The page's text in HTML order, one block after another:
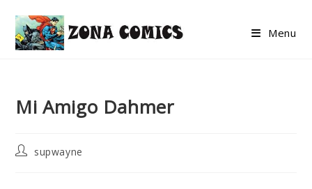
content
Menu
Mi Amigo Dahmer
Postsupwayne